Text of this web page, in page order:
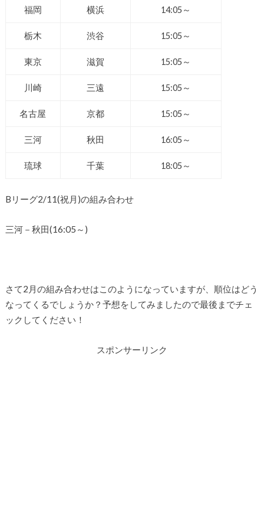
福岡 横浜 14:05～
栃木 渋谷 15:05～
東京 滋賀 15:05～
川崎 三遠 15:05～
名古屋 京都 15:05～
三河 秋田 16:05～
琉球 千葉 18:05～
Bリーグ2/11(祝月)の組み合わせ
三河－秋田(16:05～)
さて2月の組み合わせはこのようになっていますが、順位はどう
なってくるでしょうか？予想をしてみましたので最後までチェ
ックしてください！
スポンサーリンク